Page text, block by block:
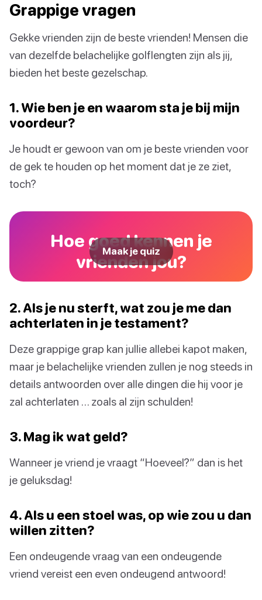
Grappige vragen
Gekke vrienden zijn de beste vrienden! Mensen die
van dezelfde belachelijke golflengten zijn als jij,
bieden het beste gezelschap.
1. Wie ben je en waarom sta je bij mijn
voordeur?
Je houdt er gewoon van om je beste vrienden voor
de gek te houden op het moment dat je ze ziet,
toch?
Hoe goed kennen je
vrienden jou?
Maak je quiz
2. Als je nu sterft, wat zou je me dan
achterlaten in je testament?
Deze grappige grap kan jullie allebei kapot maken,
maar je belachelijke vrienden zullen je nog steeds in
details antwoorden over alle dingen die hij voor je
zal achterlaten … zoals al zijn schulden!
3. Mag ik wat geld?
Wanneer je vriend je vraagt “Hoeveel?” dan is het
je geluksdag!
4. Als u een stoel was, op wie zou u dan
willen zitten?
Een ondeugende vraag van een ondeugende
vriend vereist een even ondeugend antwoord!